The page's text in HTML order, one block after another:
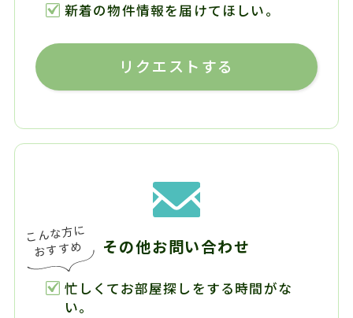
新着の物件情報を届けてほしい。
リクエストする
その他お問い合わせ
忙しくてお部屋探しをする時間がな
い。